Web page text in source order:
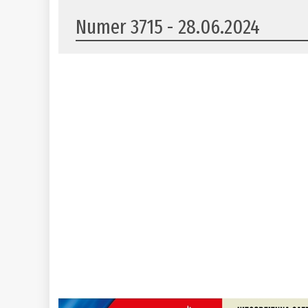
Numer 3715 - 28.06.2024